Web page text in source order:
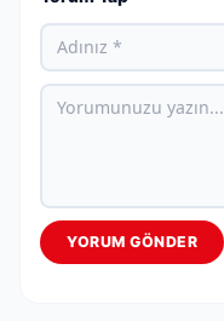
YORUM GÖNDER